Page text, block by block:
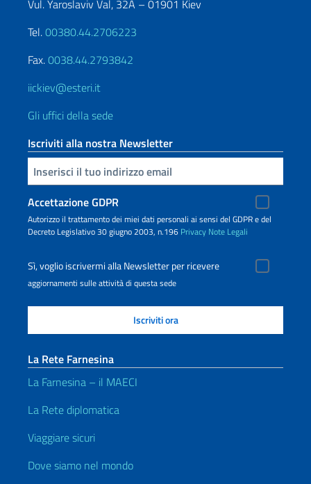
Vul. Yaroslaviv Val, 32A – 01901 Kiev
Tel.00380.44.2706223
Fax.0038.44.2793842
iickiev@esteri.it
Gli uffici della sede
Iscriviti alla nostra Newsletter
Inserisci la tua email
Accettazione GDPR
Autorizzo il trattamento dei miei dati personali ai sensi del GDPR e del
Decreto Legislativo 30 giugno 2003, n.196 Privacy Note Legali
Sì, voglio iscrivermi alla Newsletter per ricevere
aggiornamenti sulle attività di questa sede
La Rete Farnesina
La Farnesina – il MAECI
La Rete diplomatica
Viaggiare sicuri
Dove siamo nel mondo